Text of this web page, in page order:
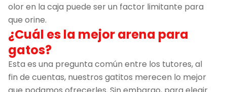
olor en la caja puede ser un factor limitante para
que orine.
¿Cuál es la mejor arena para
gatos?
Esta es una pregunta común entre los tutores, al
fin de cuentas, nuestros gatitos merecen lo mejor